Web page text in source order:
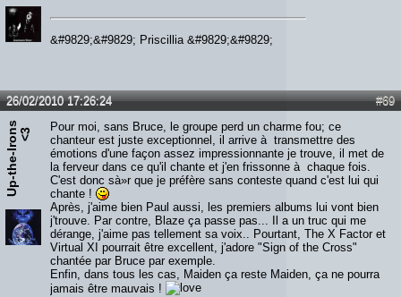
&#9829;&#9829; Priscillia &#9829;&#9829;
#69
26/02/2010 17:26:24
U
p
-
t
h
e
-
I
r
o n
s
< 3
Pour moi, sans Bruce, le groupe perd un charme fou; ce
chanteur est juste exceptionnel, il arrive à transmettre des
émotions d'une façon assez impressionnante je trouve, il met de
la ferveur dans ce qu'il chante et j'en frissonne à chaque fois.
C'est donc sà»r que je préfère sans conteste quand c'est lui qui
chante !
Après, j'aime bien Paul aussi, les premiers albums lui vont bien
j'trouve. Par contre, Blaze ça passe pas... Il a un truc qui me
dérange, j'aime pas tellement sa voix.. Pourtant, The X Factor et
Virtual XI pourrait être excellent, j'adore "Sign of the Cross"
chantée par Bruce par exemple.
Enfin, dans tous les cas, Maiden ça reste Maiden, ça ne pourra
jamais être mauvais !